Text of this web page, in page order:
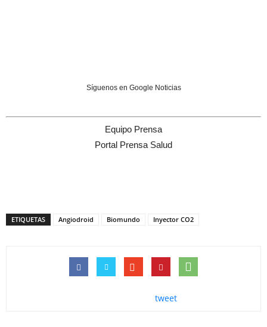
Síguenos en Google Noticias
Equipo Prensa
Portal Prensa Salud
ETIQUETAS Angiodroid Biomundo Inyector CO2
tweet